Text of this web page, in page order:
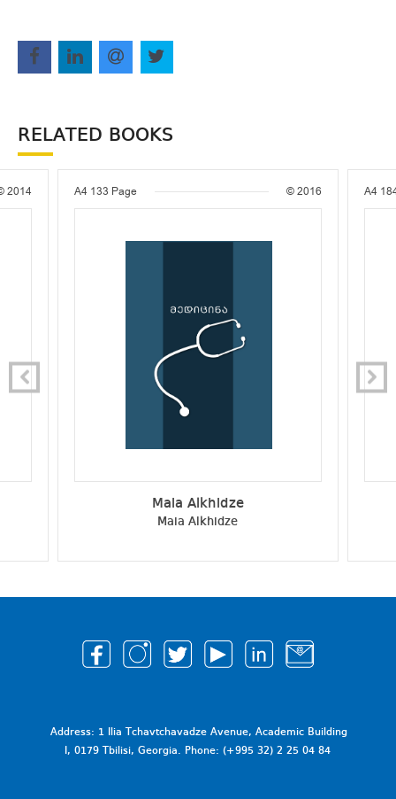
RELATED BOOKS
2014 A4 133 Page © 2016
Maia Alkhidze
Maia Alkhidze
A4
Address: 1 Ilia Tchavtchavadze Avenue, Academic Building
I, 0179 Tbilisi, Georgia. Phone: (+995 32) 2 25 04 84